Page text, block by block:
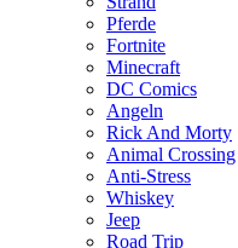
Pferde
Fortnite
Minecraft
DC Comics
Angeln
Rick And Morty
Animal Crossing
Anti-Stress
Whiskey
Jeep
Road Trip